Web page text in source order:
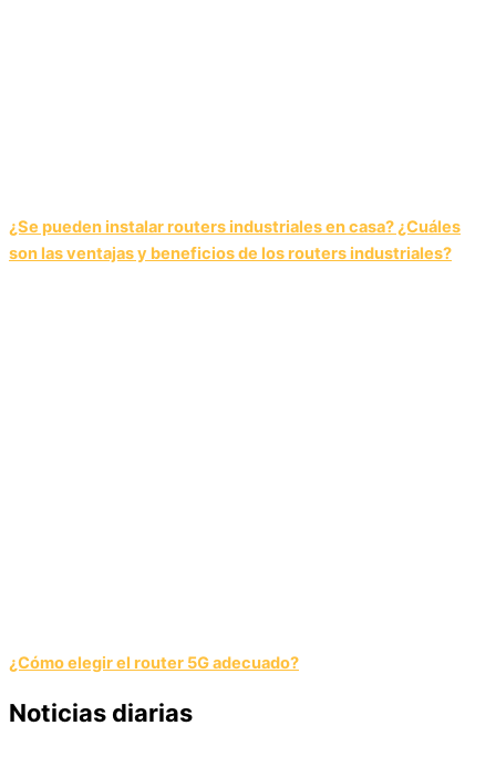
¿Se pueden instalar routers industriales en casa? ¿Cuáles
son las ventajas y beneficios de los routers industriales?
¿Cómo elegir el router 5G adecuado?
Noticias diarias